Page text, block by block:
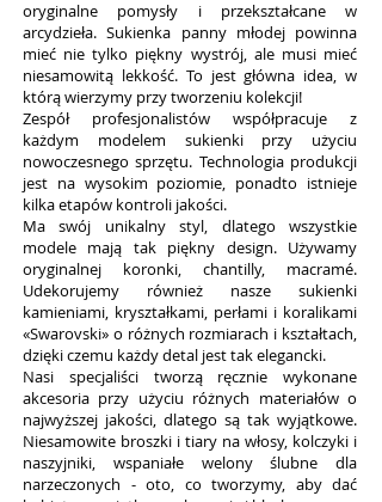
oryginalne pomysły i przekształcane w
arcydzieła. Sukienka panny młodej powinna
mieć nie tylko piękny wystrój, ale musi mieć
niesamowitą lekkość. To jest główna idea, w
którą wierzymy przy tworzeniu kolekcji!
Zespół profesjonalistów współpracuje z
każdym modelem sukienki przy użyciu
nowoczesnego sprzętu. Technologia produkcji
jest na wysokim poziomie, ponadto istnieje
kilka etapów kontroli jakości.
Ma swój unikalny styl, dlatego wszystkie
modele mają tak piękny design. Używamy
oryginalnej koronki, chantilly, macramé.
Udekorujemy również nasze sukienki
kamieniami, kryształkami, perłami i koralikami
«Swarovski» o różnych rozmiarach i kształtach,
dzięki czemu każdy detal jest tak elegancki.
Nasi specjaliści tworzą ręcznie wykonane
akcesoria przy użyciu różnych materiałów o
najwyższej jakości, dlatego są tak wyjątkowe.
Niesamowite broszki i tiary na włosy, kolczyki i
naszyjniki, wspaniałe welony ślubne dla
narzeczonych - oto, co tworzymy, aby dać